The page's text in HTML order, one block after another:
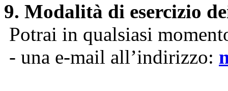
9. Modalità di esercizio
Potrai in qualsiasi
- una e-mail all’indirizzo: